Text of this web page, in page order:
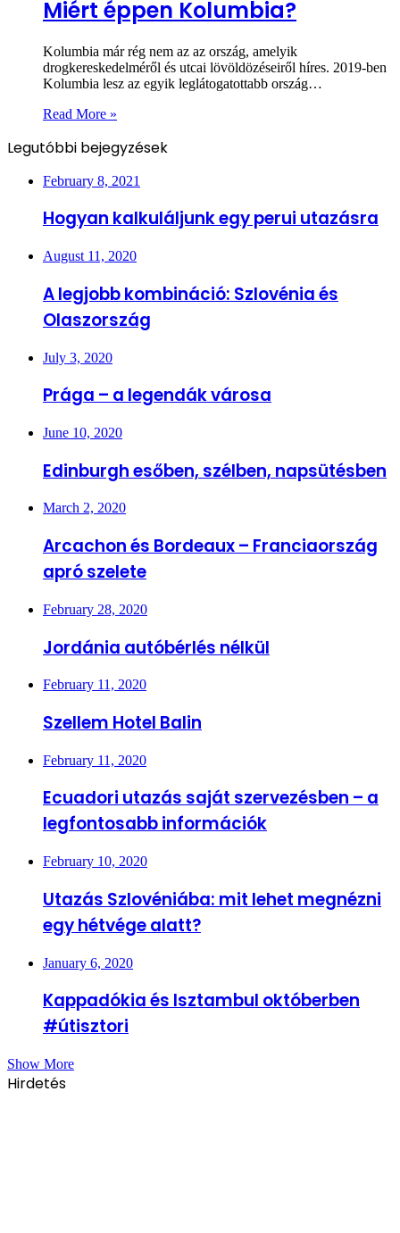
Miért éppen Kolumbia?
Kolumbia már rég nem az az ország, amelyik
drogkereskedelméről és utcai lövöldözéseiről híres. 2019-ben
Kolumbia lesz az egyik leglátogatottabb ország…
Read More »
Legutóbbi bejegyzések
February 8, 2021
Hogyan kalkuláljunk egy perui utazásra
August 11, 2020
A legjobb kombináció: Szlovénia és
Olaszország
July 3, 2020
Prága – a legendák városa
June 10, 2020
Edinburgh esőben, szélben, napsütésben
March 2, 2020
Arcachon és Bordeaux – Franciaország
apró szelete
February 28, 2020
Jordánia autóbérlés nélkül
February 11, 2020
Szellem Hotel Balin
February 11, 2020
Ecuadori utazás saját szervezésben – a
legfontosabb információk
February 10, 2020
Utazás Szlovéniába: mit lehet megnézni
egy hétvége alatt?
January 6, 2020
Kappadókia és Isztambul októberben
#útisztori
Show More
Hirdetés